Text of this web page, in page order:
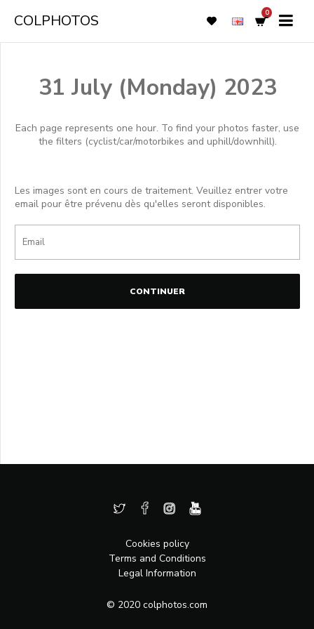
COLPHOTOS 0
31 July (Monday) 2023
Each page represents one hour. To find your photos faster, use
the filters (cyclist/car/motorbikes and uphill/downhill).
Les images sont en cours de traitement. Veuillez entrer votre
email pour être prévenu dès qu'elles seront disponibles.
CONTINUER
Cookies policy
Terms and Conditions
Legal Information
© 2020 colphotos.com